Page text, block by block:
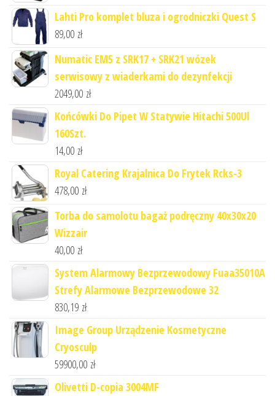
Lahti Pro komplet bluza i ogrodniczki Quest S
89,00 zł
Numatic EM5 z SRK17 + SRK21 wózek
serwisowy z wiaderkami do dezynfekcji
2049,00 zł
Końcówki Do Pipet W Statywie Hitachi 500Ul
160Szt.
14,00 zł
Royal Catering Krajalnica Do Frytek Rcks-3
478,00 zł
Torba do samolotu bagaż podręczny 40x30x20
Wizzair
40,00 zł
System Alarmowy Bezprzewodowy Fuaa35010A
Strefy Alarmowe Bezprzewodowe 32
830,19 zł
Image Group Urządzenie Kosmetyczne
Cryosculp
59900,00 zł
Olivetti D-copia 3004MF